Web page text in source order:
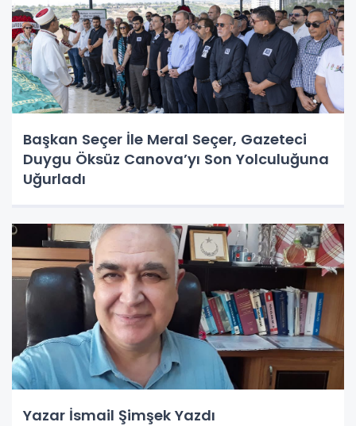
Başkan Seçer İle Meral Seçer, Gazeteci
Duygu Öksüz Canova’yı Son Yolculuğuna
Uğurladı
Yazar İsmail Şimşek Yazdı